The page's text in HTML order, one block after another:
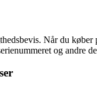
Når du
og andre